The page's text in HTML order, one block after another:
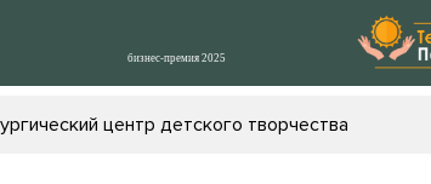
центр детского творчества